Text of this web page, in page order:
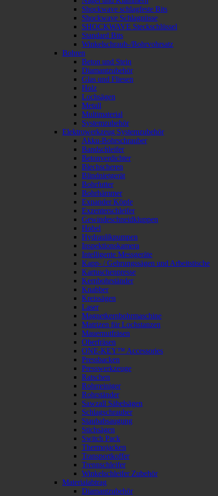
Shockwave schlagfeste Bits
Shockwave Schlagnüsse
SHOCKWAVE Steckschlüssel
Standard Bits
Winkelschraub-/Bohrvohrsatz
Bohren
Beton und Stein
Diamantzubehör
Glas und Fliesen
Holz
Lochsägen
Metall
Multimaterial
Systemzubehör
Elektrowerkzeug Systemzubehör
Akku-Bohrschrauber
Bandschleifer
Betonverdichter
Blechscheren
Blindnietgerät
Bohrfutter
Bohrhämmer
Expander Köpfe
Exzenterschleifer
Gewindeschneidkluppen
Hobel
Hydraulikpumpen
Inspektionskamera
Intelligente Messgeräte
Kapp- / Gehrungssägen und Arbeitstische
Kartuschenpresse
Kernbohrständer
Knabber
Kreissägen
Laser
Magnetkernbohrmaschine
Matrizen für Lochstanzen
Mauernutfräsen
Oberfräsen
ONE-KEY™ Accessories
Pressbacken
Presswerkzeuge
Ratschen
Rohrreiniger
Rohrständer
Sawzall Säbelsägen
Schlagschrauber
Staubabsaugung
Stichsägen
Switch Pack
Thermojacken
Transportkoffer
Trennschleifer
Winkelschleifer Zubehör
Materialabtrag
Diamantzubehör